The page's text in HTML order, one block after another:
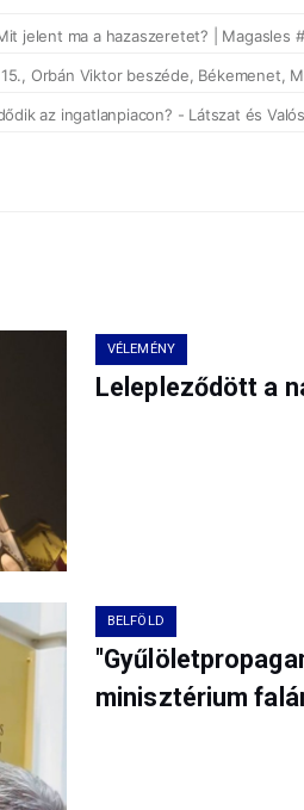
VÉLEMÉNY
Lelepleződött a
BELFÖLD
minisztérium